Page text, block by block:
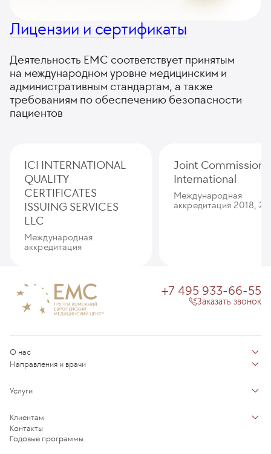
Лицензии и сертификаты
Деятельность ЕМС соответствует принятым
на международном уровне медицинским и
административным стандартам, а также
требованиям по обеспечению безопасности
пациентов
ICI INTERNATIONAL
QUALITY
CERTIFICATES
ISSUING SERVICES
LLC
Международная
аккредитация
Joint Commission
International
Международная
аккредитация 2018,
О нас
Отзывы пациентов
Новости
Специалистам
Направления и врачи
Направления
Центры компетенций
Услуги
Индивидуальный план здоровья
Комплексные программы
Клиентам
Запись на прием
Контакты
Годовые программы
+7 495 933-66-55
Заказать звонок